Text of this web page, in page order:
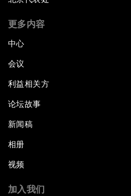
更多内容
中心
会议
利益相关方
论坛故事
新闻稿
相册
视频
加入我们